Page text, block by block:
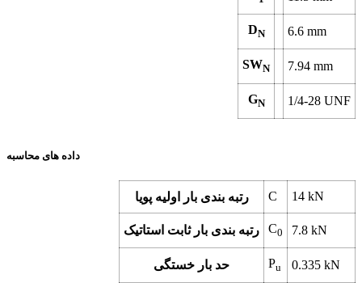
DN 6.6 mm
SWN 7.94 mm
GN 1/4-28 UNF
داده های محاسبه
رتبه بندی بار اولیه پویا C 14 kN
رتبه بندی بار ثابت استاتیک C0 7.8 kN
حد بار خستگی Pu 0.335 kN